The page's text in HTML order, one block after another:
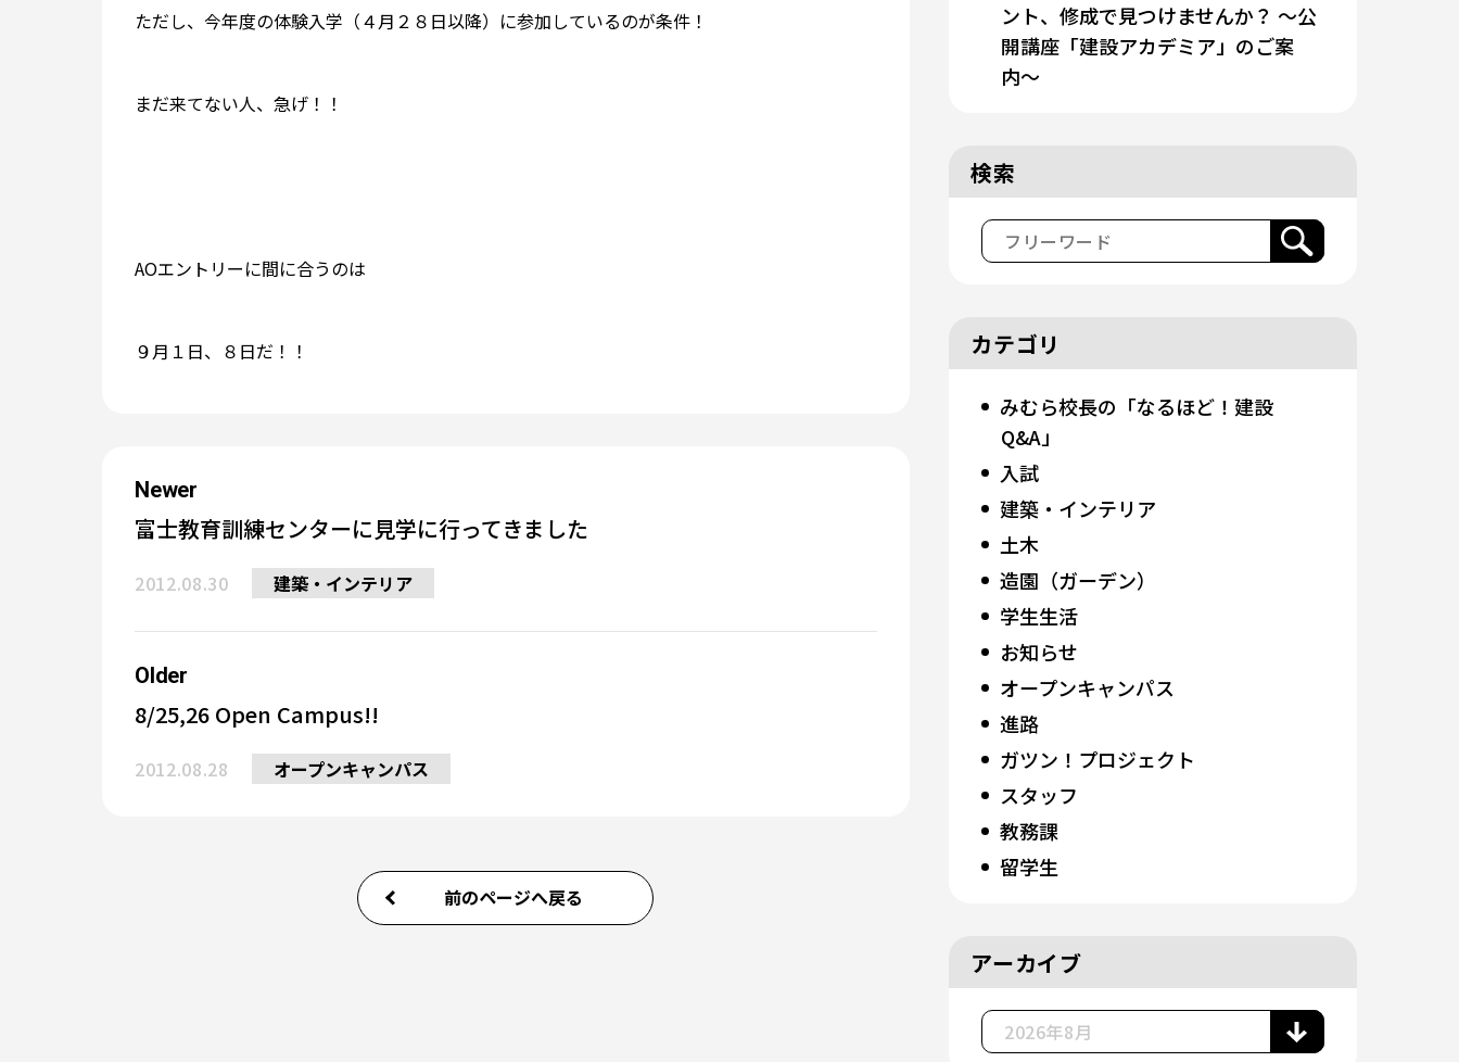
ただし、今年度の体験入学（４月２８日以降）に参加しているのが条件！
まだ来てない人、急げ！！
AOエントリーに間に合うのは
９月１日、８日だ！！
Newer
富士教育訓練センターに見学に行ってきました
2012.08.30 建築・インテリア
Older
8/25,26 Open Campus!!
2012.08.28 オープンキャンパス
前のページへ戻る
ント、修成で見つけませんか？ 〜公
開講座「建設アカデミア」のご案
内〜
検索
カテゴリ
みむら校長の「なるほど！建設
Q&A」
入試
建築・インテリア
土木
造園（ガーデン）
学生生活
お知らせ
オープンキャンパス
進路
ガツン！プロジェクト
スタッフ
教務課
留学生
アーカイブ